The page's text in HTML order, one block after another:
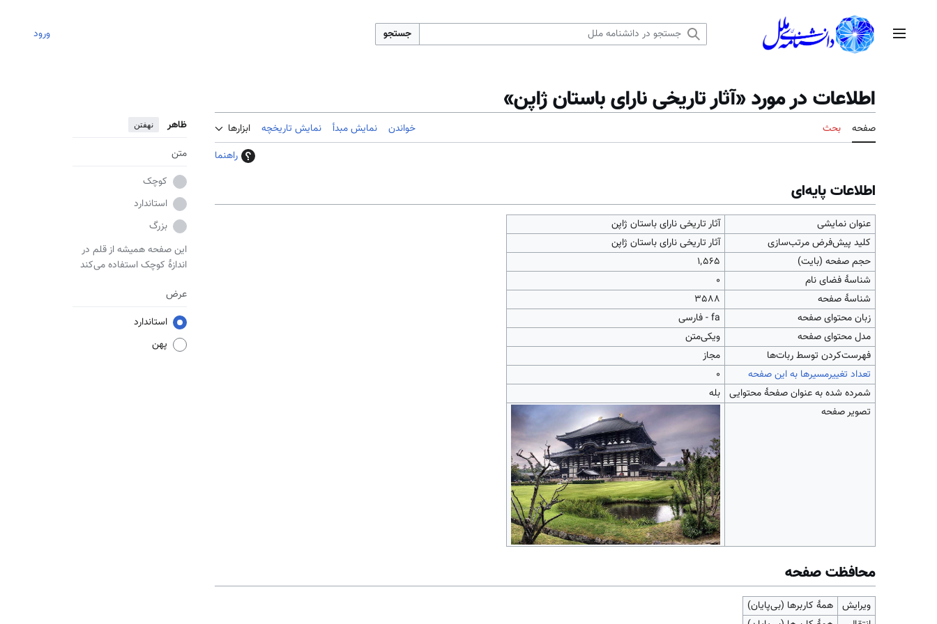
منوی اصلی جستجو ورود
اطلاعات در مورد «آثار تاریخی نارای باستان ژاپن»
صفحه بحث خواندن نمایش مبدأ نمایش تاریخچه ابزارها ظاهر نهفتن
متن
کوچک
استاندارد
بزرگ
این صفحه همیشه از قلم در
اندازهٔ کوچک استفاده می‌کند
عرض
استاندارد
پهن
راهنما
اطلاعات پایه‌ای
عنوان نمایشی
آثار تاریخی نارای باستان ژاپن
کلید پیش‌فرض مرتب‌سازی
آثار تاریخی نارای باستان ژاپن
حجم صفحه (بایت)
۱٬۵۶۵
شناسهٔ فضای نام
0
شناسهٔ صفحه
3588
زبان محتوای صفحه
fa - فارسی
مدل محتوای صفحه
ویکی‌متن
‌فهرست‌کردن توسط ربات‌ها
مجاز
تعداد تغییرمسیرها به این صفحه
۰
شمرده شده به عنوان صفحهٔ محتوایی
بله
تصویر صفحه
محافظت صفحه
ویرایش
همهٔ کاربرها (بی‌پایان)